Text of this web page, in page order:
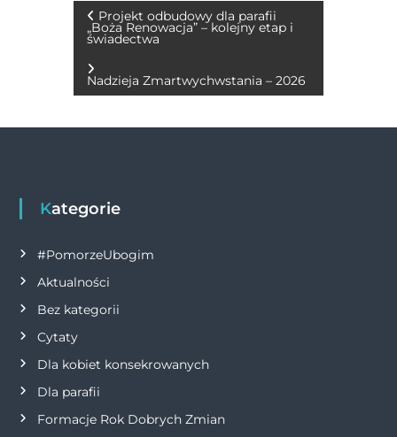
b
o
o
k
n
g
er
r
A
p
Li
k
N
a
w
a
c
j
a
w
p
Projekt odbudowy dla parafii
„Boża Renowacja” – kolejny etap i
świadectwa
Nadzieja Zmartwychwstania – 2026
Kategorie
#PomorzeUbogim
Aktualności
Bez kategorii
Cytaty
Dla kobiet konsekrowanych
Dla parafii
Formacje Rok Dobrych Zmian